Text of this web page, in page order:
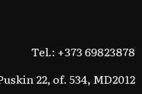
Tel.: +373 69823878
22, of. 534, MD2012